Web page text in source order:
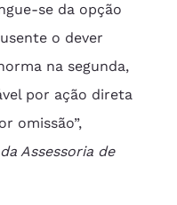
se da opção
o dever
na segunda,
por ação direta
omissão”,
Assessoria de